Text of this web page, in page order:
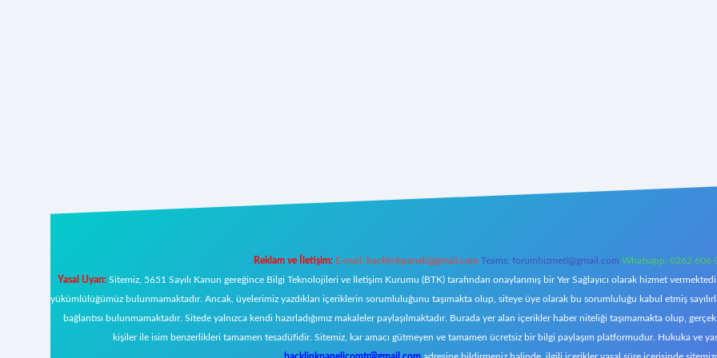
Reklam ve İletişim: E-mail: backlinkpaneli@gmail.com Teams: forumhizmeti@gmail.com Whatsapp: 0262 606
Yasal Uyarı:Sitemiz, 5651 Sayılı Kanun gereğince Bilgi Teknolojileri ve İletişim Kurumu (BTK) tarafından onaylanmış bir Yer Sağlayıcı olarak hizmet
yükümlülüğümüz bulunmamaktadır. Ancak, üyelerimiz yazdıkları içeriklerin sorumluluğunu taşımakta olup, siteye üye olarak bu sorumluluğu kabul etmiş
bağlantısı bulunmamaktadır. Sitede yalnızca kendi hazırladığımız makaleler paylaşılmaktadır. Burada yer alan içerikler haber niteliği taşımamakta olup,
kişiler ile isim benzerlikleri tamamen tesadüfidir. Sitemiz, kar amacı gütmeyen ve tamamen ücretsiz bir bilgi paylaşım platformudur. Hukuka ve